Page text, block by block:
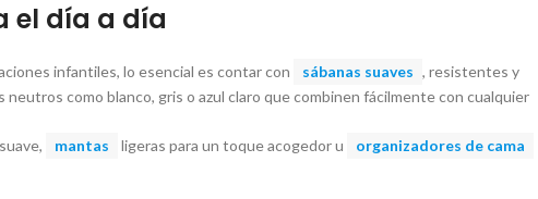
el día a día
infantiles, lo esencial es contar con sábanas suaves , resistentes y
como blanco, gris o azul claro que combinen fácilmente con cualquier
mantas ligeras para un toque acogedor u
organizadores de cama